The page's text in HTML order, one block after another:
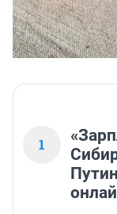
1